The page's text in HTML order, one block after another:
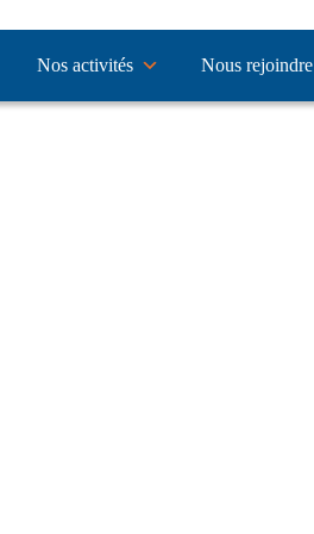
Nos activités Nous rejoindre